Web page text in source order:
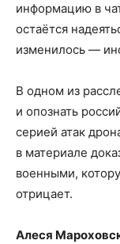
информацию в
остаётся
изменилось —
В одном из
и опознать
серией атак
в материале
военными,
отрицает.
Алеся